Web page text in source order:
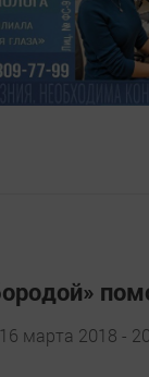
16 марта 2018 -